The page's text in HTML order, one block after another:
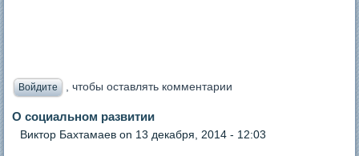
Войдите , чтобы оставлять комментарии
О социальном развитии
Виктор Бахтамаев on 13 декабря, 2014 - 12:03